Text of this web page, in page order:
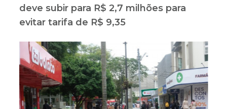
deve subir para R$ 2,7 milhões para
evitar tarifa de R$ 9,35